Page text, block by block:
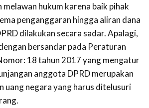
hukum karena baik pihak
penganggaran hingga aliran dana
dilakukan secara sadar. Apalagi,
bersandar pada Peraturan
18 tahun 2017 yang mengatur
anggota DPRD merupakan
uang negara yang harus ditelusuri